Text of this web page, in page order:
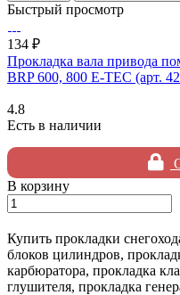
Быстрый просмотр
134 ₽
Прокладка вала привода
BRP 600, 800 E-TEC (арт.
4.8
Есть в наличии
В корзину
Купить прокладки
блоков цилиндров,
карбюратора, прокладка
глушителя, прокладка